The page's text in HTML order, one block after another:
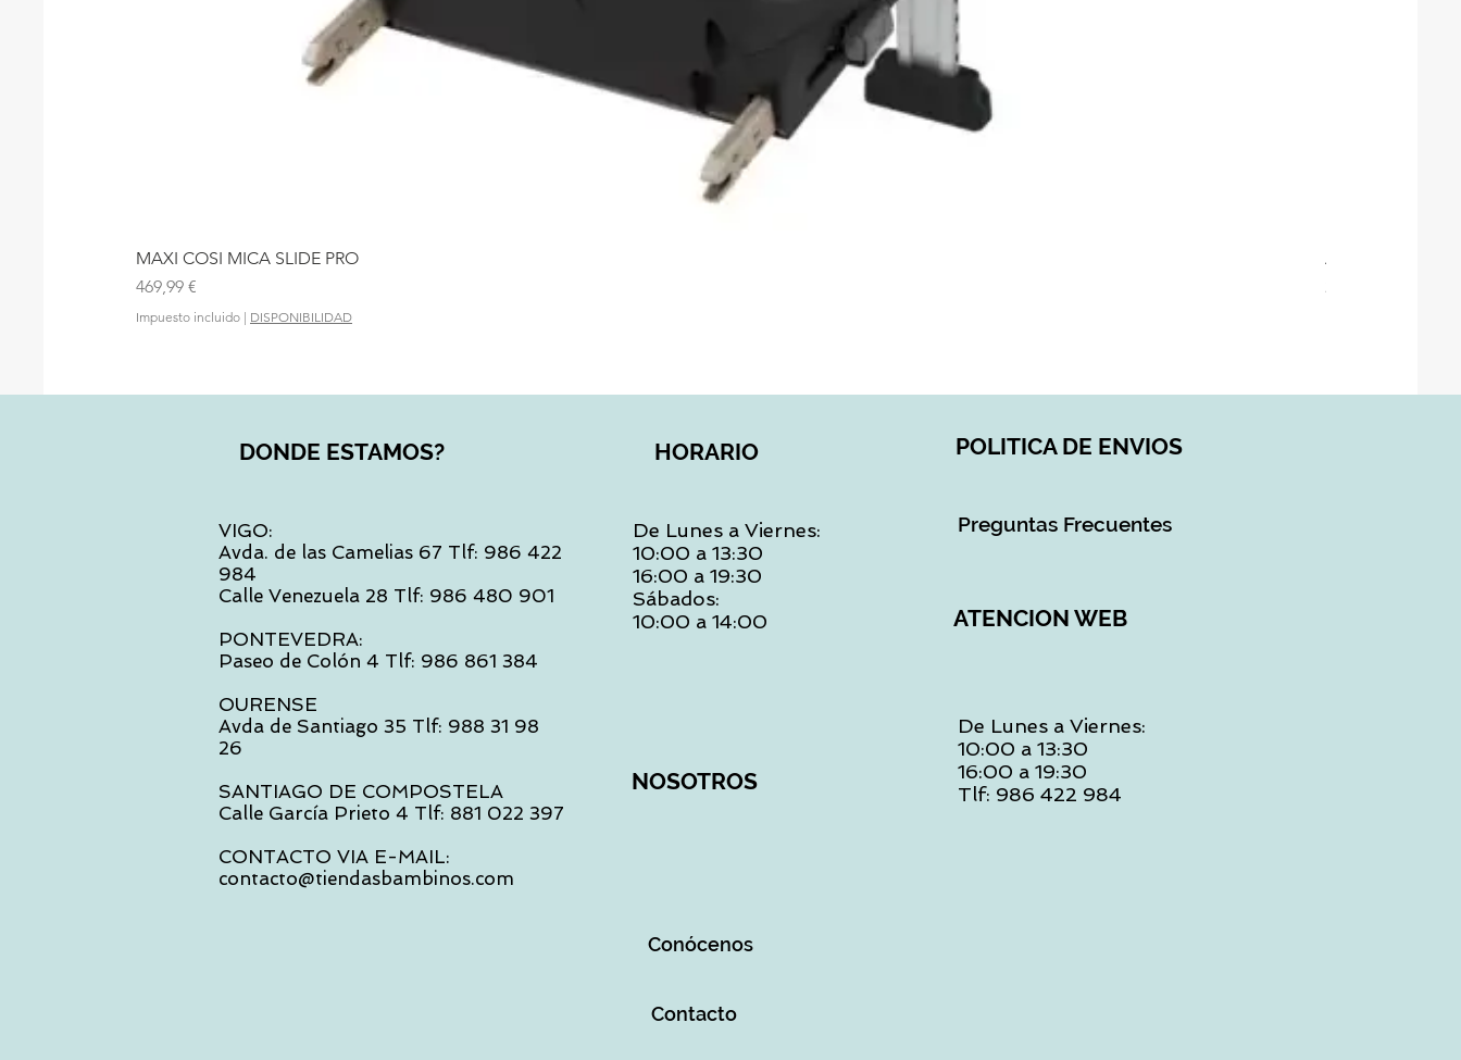
MAXI COSI MICA SLIDE PRO
Precio
469,99 €
Impuesto incluido | DISPONIBILIDAD
ASIENTO BAÑO
28,90 €
DONDE ESTAMOS?
VIGO:
Avda. de las Camelias 67 Tlf: 986 422
984
Calle Venezuela 28 Tlf: 986 480 901
PONTEVEDRA:
Paseo de Colón 4 Tlf: 986 861 384
OURENSE
Avda de Santiago 35 Tlf: 988 31 98
26
SANTIAGO DE COMPOSTELA
Calle García Prieto 4 Tlf: 881 022 397
CONTACTO VIA E-MAIL:
contacto@tiendasbambinos.com
HORARIO POLITICA DE ENVIOS
De Lunes a Viernes:
10:00 a 13:30
16:00 a 19:30
Sábados:
10:00 a 14:00
Preguntas Frecuentes
ATENCION WEB
NOSOTROS
De Lunes a Viernes:
10:00 a 13:30
16:00 a 19:30
Tlf: 986 422 984
Conócenos
Contacto